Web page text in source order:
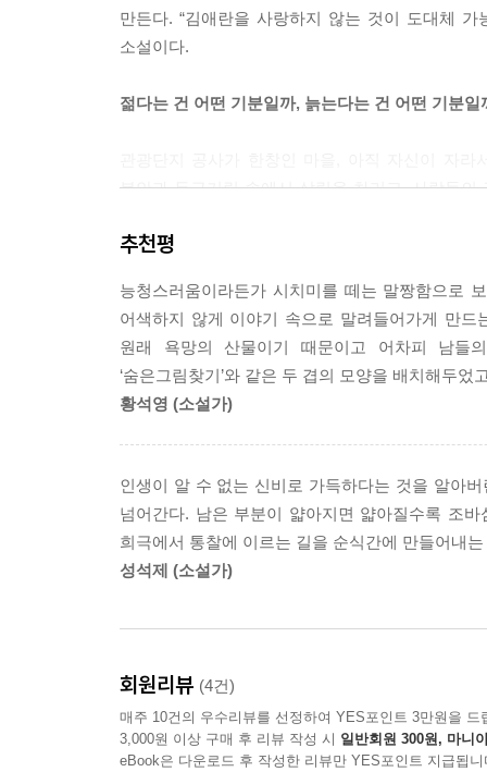
만든다. “김애란을 사랑하지 않는 것이 도대체
소설이다.
젊다는 건 어떤 기분일까, 늙는다는 건 어떤 기분일
불안과 두근거림 속에서 살림을 차리고, 사람들의
삼은 아이이다. 고통과 죽음을 늘 곁에 둔 채 상대
조로증이라는 특이한 소재를 다루고 있음에도
포착해내고 인생에 대해, 시간에 대해 진중한 사
올해 나는 열일곱이 되었다. 사람들은 내가 지금
이는 매우 드물다. 하지만 나는 더 큰 기적은 항
한여름과 한겨울이었다. 하지만 나는 아니었다. (47
아름은 어린 부모의 만남과 연애, 자신이 태어
상상과 과장을 보태고 섞어, 자신만의 소설 한
두 사람의 이야기는 겹치고 어긋나고 어그러져
만들어볼 요량이었다. 물론 그것이 무엇이 될지
죽는 새끼 강아지의 운명이 되지 않게. 아름다
추천평
능청스러움이라든가 시치미를 떼는 말짱함으로
어색하지 않게 이야기 속으로 말려들어가게 만
원래 욕망의 산물이기 때문이고 어차피 남
‘숨은그림찾기’와 같은 두 겹의 모양을 배치해두
황석영 (소설가)
인생이 알 수 없는 신비로 가득하다는 것을 알아
넘어간다. 남은 부분이 얇아지면 얇아질수록 조
희극에서 통찰에 이르는 길을 순식간에 만들어내
성석제 (소설가)
회원리뷰 (4건)
매주 10건의 우수리뷰를 선정하여 YES포인트 3만원을 드
3,000원 이상 구매 후 리뷰 작성 시 일반회원 300원, 마니
eBook은 다운로드 후 작성한 리뷰만 YES포인트 지급됩니